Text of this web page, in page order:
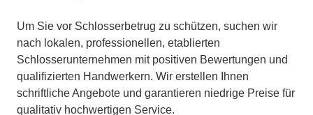
Um Sie vor Schlosserbetrug zu schützen, suchen wir
nach lokalen, professionellen, etablierten
Schlosserunternehmen mit positiven Bewertungen und
qualifizierten Handwerkern. Wir erstellen Ihnen
schriftliche Angebote und garantieren niedrige Preise für
qualitativ hochwertigen Service.